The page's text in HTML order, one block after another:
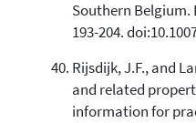
Southern Belgium.
193-204.
Rijsdijk, J.F., and
and related
information for